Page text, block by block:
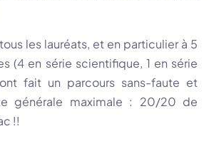
les lauréats, et en particulier à 5
(4 en série scientifique, 1 en série
fait un parcours sans-faute et
générale maximale : 20/20 de
!!